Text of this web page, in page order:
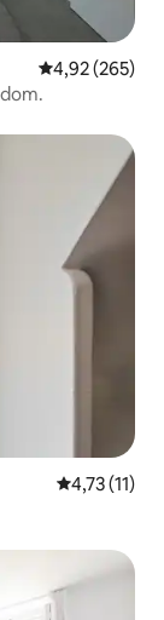
Priemerné
4,92 (265)
Priemerné
4,73 (11)